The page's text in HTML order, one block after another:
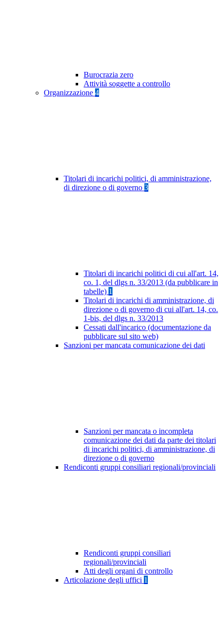
Burocrazia zero
Attività soggette a controllo
Organizzazione 4
Titolari di incarichi politici, di amministrazione,
di direzione o di governo 3
Titolari di incarichi politici di cui all'art. 14,
co. 1, del dlgs n. 33/2013 (da pubblicare in
tabelle) 1
Titolari di incarichi di amministrazione, di
direzione o di governo di cui all'art. 14, co.
1-bis, del dlgs n. 33/2013
Cessati dall'incarico (documentazione da
pubblicare sul sito web)
Sanzioni per mancata comunicazione dei dati
Sanzioni per mancata o incompleta
comunicazione dei dati da parte dei titolari
di incarichi politici, di amministrazione, di
direzione o di governo
Rendiconti gruppi consiliari regionali/provinciali
Rendiconti gruppi consiliari
regionali/provinciali
Atti degli organi di controllo
Articolazione degli uffici 1